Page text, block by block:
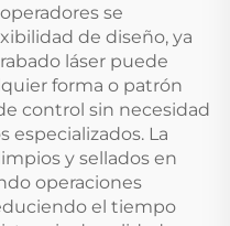
se
de diseño, ya
láser puede
forma o patrón
control sin necesidad
especializados. La
y sellados en
operaciones
el tiempo